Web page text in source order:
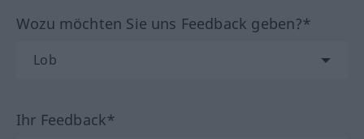
Wozu möchten Sie uns Feedback geben?*
Ihr Feedback*